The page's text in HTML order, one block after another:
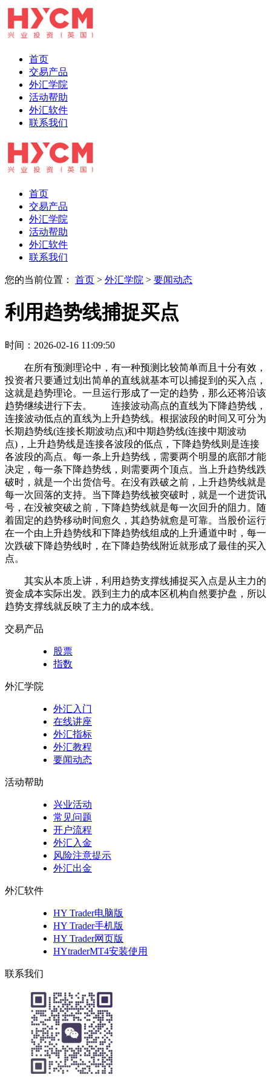
首页
交易产品
外汇学院
活动帮助
外汇软件
联系我们
首页
交易产品
外汇学院
活动帮助
外汇软件
联系我们
您的当前位置： 首页 > 外汇学院 > 要闻动态
利用趋势线捕捉买点
时间：2026-02-16 11:09:50
在所有预测理论中，有一种预测比较简单而且十分有效，
投资者只要通过划出简单的直线就基本可以捕捉到的买入点，
这就是趋势理论。一旦运行形成了一定的趋势，那么还将沿该
趋势继续进行下去。 连接波动高点的直线为下降趋势线，
连接波动低点的直线为上升趋势线。根据波段的时间又可分为
长期趋势线(连接长期波动点)和中期趋势线(连接中期波动
点)，上升趋势线是连接各波段的低点，下降趋势线则是连接
各波段的高点。每一条上升趋势线，需要两个明显的底部才能
决定，每一条下降趋势线，则需要两个顶点。当上升趋势线跌
破时，就是一个出货信号。在没有跌破之前，上升趋势线就是
每一次回落的支持。当下降趋势线被突破时，就是一个进货讯
号，在没被突破之前，下降趋势线就是每一次回升的阻力。随
着固定的趋势移动时间愈久，其趋势就愈是可靠。当股价运行
在一个由上升趋势线和下降趋势线组成的上升通道中时，每一
次跌破下降趋势线时，在下降趋势线附近就形成了最佳的买入
点。
其实从本质上讲，利用趋势支撑线捕捉买入点是从主力的
资金成本实际出发。跌到主力的成本区机构自然要护盘，所以
趋势支撑线就反映了主力的成本线。
交易产品
股票
指数
外汇学院
外汇入门
在线讲座
外汇指标
外汇教程
要闻动态
活动帮助
兴业活动
常见问题
开户流程
外汇入金
风险注意提示
外汇出金
外汇软件
HY Trader电脑版
HY Trader手机版
HY Trader网页版
HYtraderMT4安装使用
联系我们